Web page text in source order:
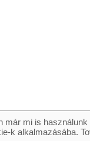
már mi is
k alkalmazásába.